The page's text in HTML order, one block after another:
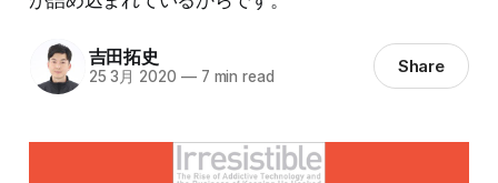
吉田拓史
25 3月 2020 —7 min read Share